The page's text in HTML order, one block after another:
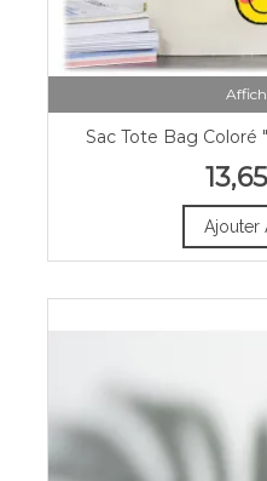
Sac Tote Bag
Cadeau
Ajouter